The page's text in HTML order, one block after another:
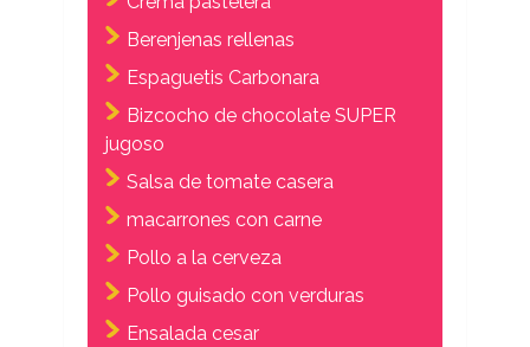
Berenjenas rellenas
Espaguetis Carbonara
Bizcocho de chocolate SUPER
jugoso
Salsa de tomate casera
macarrones con carne
Pollo a la cerveza
Pollo guisado con verduras
Ensalada cesar